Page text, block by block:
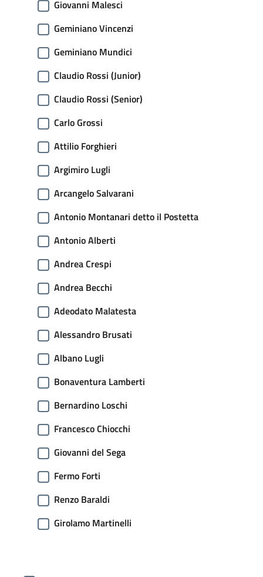
Giovanni Malesci
Geminiano Vincenzi
Geminiano Mundici
Claudio Rossi (Junior)
Claudio Rossi (Senior)
Carlo Grossi
Attilio Forghieri
Argimiro Lugli
Arcangelo Salvarani
Antonio Montanari detto il Postetta
Antonio Alberti
Andrea Crespi
Andrea Becchi
Adeodato Malatesta
Alessandro Brusati
Albano Lugli
Bonaventura Lamberti
Bernardino Loschi
Francesco Chiocchi
Giovanni del Sega
Fermo Forti
Renzo Baraldi
Girolamo Martinelli